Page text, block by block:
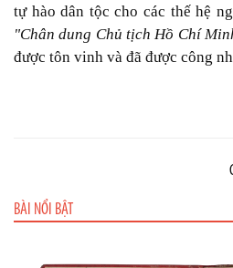
tự hào dân tộc cho các thế hệ
"Chân dung Chủ tịch Hồ Chí
được tôn vinh và đã được công
BÀI NỔI BẬT